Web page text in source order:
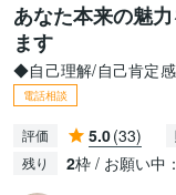
あなた本来の魅
ます
◆自己理解/自己肯定
電話相談
評価 5.0(33)
残り 2枠 / お願い中：